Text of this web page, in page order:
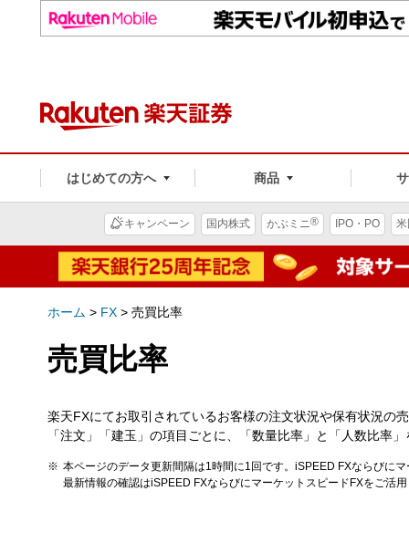
はじめての方へ 商品
キャンペーン 国内株式 かぶミニ® IPO・PO
ホーム > FX > 売買比率
売買比率
楽天FXにてお取引されているお客様の注文状況や保有状況の
「注文」「建玉」の項目ごとに、「数量比率」と「人数比率
本ページのデータ更新間隔は1時間に1回です。iSPEED FXならびに
最新情報の確認はiSPEED FXならびにマーケットスピードFXをご活